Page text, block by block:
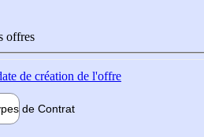
offres
de création de l'offre
de Contrat